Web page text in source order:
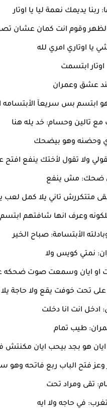
يديمك نعمة ليا يا اوتار
وقوم انت كمان عشان
يا اوتاري امري لله
اوتار ابتسمت
عشق وعمران
بس سريعآ الأبتسامه
مع تالين وحسام: خد يله هنا
وحضنه وهو بيضحك
ولا تقول لأختك ينفع
ضحك: مش ينفع
متتكررش تاني يلا كمل لعب
وعرف انها شافتهم
الأبتسامة: صباح الخير
نمتي كويس ولا
ايان وسمعت صوت ضحكه
خوفت يقع ولا حاجة يلا
انت انا دخلت
طيب تمام
هو بجد بيحب ايان مكنتش
فتح الباب ربع فاتحه وهو
تقى ومراد تحت
في حاجه ولا ايه